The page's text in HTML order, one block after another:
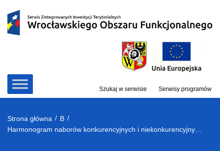
treści
Szukaj w serwisie Serwisy programów
Strona główna / B /